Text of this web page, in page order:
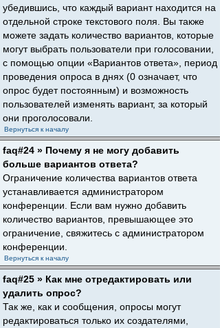
убедившись, что каждый вариант находится на
отдельной строке текстового поля. Вы также
можете задать количество вариантов, которые
могут выбрать пользователи при голосовании,
с помощью опции «Вариантов ответа», период
проведения опроса в днях (0 означает, что
опрос будет постоянным) и возможность
пользователей изменять вариант, за который
они проголосовали.
Вернуться к началу
faq#24 » Почему я не могу добавить
больше вариантов ответа?
Ограничение количества вариантов ответа
устанавливается администратором
конференции. Если вам нужно добавить
количество вариантов, превышающее это
ограничение, свяжитесь с администратором
конференции.
Вернуться к началу
faq#25 » Как мне отредактировать или
удалить опрос?
Так же, как и сообщения, опросы могут
редактироваться только их создателями,